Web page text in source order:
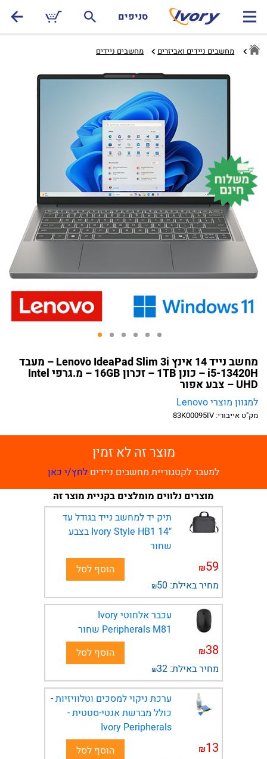
סניפים
מחשבים ניידים ואביזרים מחשבים ניידים‏
מחשב נייד 14 אינץ Lenovo IdeaPad Slim 3i – מעבד
i5-13420H – כונן 1TB – זכרון 16GB – מ.גרפי Intel
UHD – צבע אפור
למגוון מוצרי Lenovo
מק"ט אייבורי: 83K00095IV
מוצר זה לא זמין
למעבר לקטגוריית מחשבים ניידים לחץ/י כאן
מוצרים נלווים מומלצים בקניית מוצר זה
תיק יד למחשב נייד בגודל עד
"14 Ivory Style HB1 בצבע
שחור
59
₪
מחיר באילת: 50
₪
הוסף לסל
עכבר אלחוטי Ivory
Peripherals M81 שחור
38
₪
מחיר באילת: 32
₪
הוסף לסל
ערכת ניקוי למסכים וטלוויזיות -
כולל מברשת אנטי-סטטית -
Ivory Peripherals
13
₪ הוסף לסל